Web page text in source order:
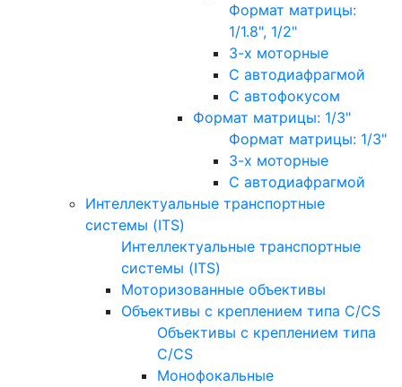
Формат матрицы:
1/1.8", 1/2"
3-х моторные
С автодиафрагмой
С автофокусом
Формат матрицы: 1/3"
Формат матрицы: 1/3"
3-х моторные
С автодиафрагмой
Интеллектуальные транспортные
системы (ITS)
Интеллектуальные транспортные
системы (ITS)
Моторизованные объективы
Объективы с креплением типа C/CS
Объективы с креплением типа
C/CS
Монофокальные